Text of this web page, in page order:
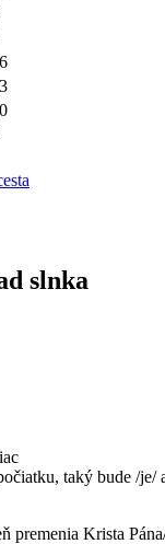
slnka
taký bude /je/
premenia Krista